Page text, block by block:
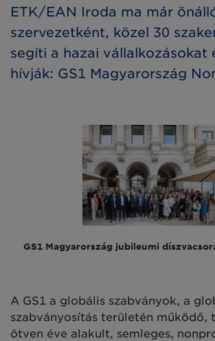
ETK/EAN Iroda ma már
szervezetként, közel 30
segíti a hazai vállalkozásokat
hívják: GS1 Magyarország
GS1 Magyarország jubileumi
A GS1 a globális szabványok, a
szabványosítás területén működő,
ötven éve alakult, semleges,